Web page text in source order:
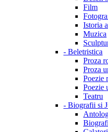
Film
Istoria
Muzica
- Beletristica
Proza
Proza
Poezie
Poezie
Teatru
- Biografii si